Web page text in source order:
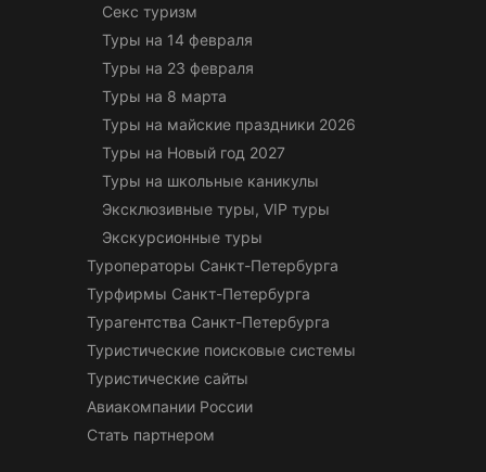
Секс туризм
Туры на 14 февраля
Туры на 23 февраля
Туры на 8 марта
Туры на майские праздники 2026
Туры на Новый год 2027
Туры на школьные каникулы
Эксклюзивные туры, VIP туры
Экскурсионные туры
Туроператоры Санкт-Петербурга
Турфирмы Санкт-Петербурга
Турагентства Санкт-Петербурга
Туристические поисковые системы
Туристические сайты
Авиакомпании России
Стать партнером